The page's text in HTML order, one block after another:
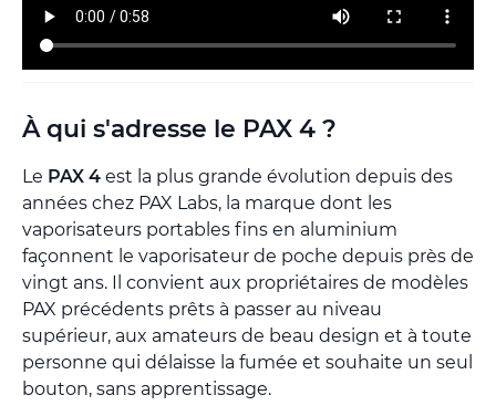
À qui s'adresse le PAX 4 ?
Le PAX 4 est la plus grande évolution depuis des
années chez PAX Labs, la marque dont les
vaporisateurs portables fins en aluminium
façonnent le vaporisateur de poche depuis près de
vingt ans. Il convient aux propriétaires de modèles
PAX précédents prêts à passer au niveau
supérieur, aux amateurs de beau design et à toute
personne qui délaisse la fumée et souhaite un seul
bouton, sans apprentissage.